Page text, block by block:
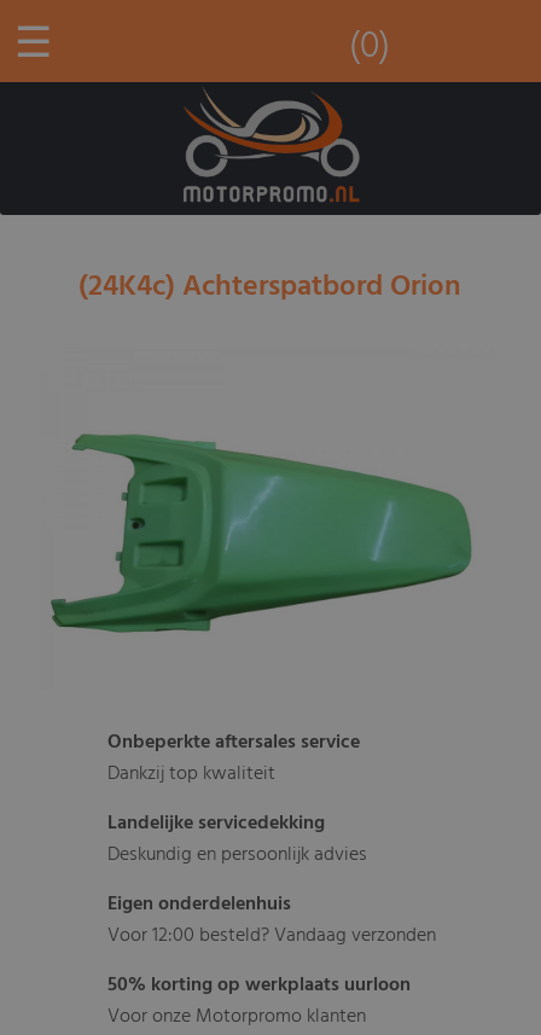
☰ (0)
(24K4c) Achterspatbord Orion
Onbeperkte aftersales service
Dankzij top kwaliteit
Landelijke servicedekking
Deskundig en persoonlijk advies
Eigen onderdelenhuis
Voor 12:00 besteld? Vandaag verzonden
50% korting op werkplaats uurloon
Voor onze Motorpromo klanten